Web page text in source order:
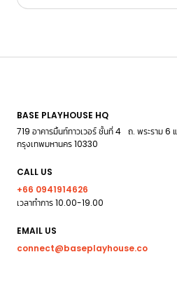
BASE PLAYHOUSE HQ
719 อาคารมิ้นท์ทาวเวอร์ ชั้นที่ 4 ถ. พระราม 6
กรุงเทพมหานคร 10330
CALL US
+66 0941914626
เวลาทำการ 10.00-19.00
EMAIL US
connect@baseplayhouse.co